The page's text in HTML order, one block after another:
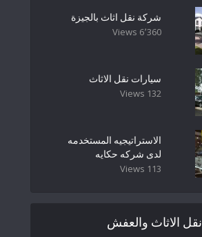
شركة نقل اثاث بالجيزة
6٬360 Views
سيارات نقل الاثاث
132 Views
الاستراتيجيه المستخدمه
لدى شركه حكايه
113 Views
نقل الاثاث والعفش